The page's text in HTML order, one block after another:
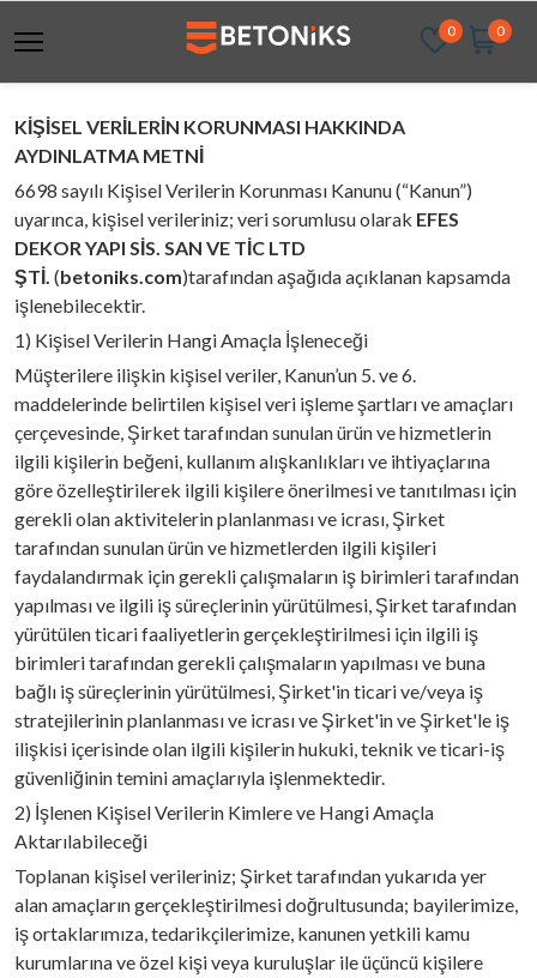
0 0
KİŞİSEL VERİLERİN KORUNMASI HAKKINDA
AYDINLATMA METNİ
6698 sayılı Kişisel Verilerin Korunması Kanunu (“Kanun”)
uyarınca, kişisel verileriniz; veri sorumlusu olarak EFES
DEKOR YAPI SİS. SAN VE TİC LTD
ŞTİ. (betoniks.com)tarafından aşağıda açıklanan kapsamda
işlenebilecektir.
1) Kişisel Verilerin Hangi Amaçla İşleneceği
Müşterilere ilişkin kişisel veriler, Kanun’un 5. ve 6.
maddelerinde belirtilen kişisel veri işleme şartları ve amaçları
çerçevesinde, Şirket tarafından sunulan ürün ve hizmetlerin
ilgili kişilerin beğeni, kullanım alışkanlıkları ve ihtiyaçlarına
göre özelleştirilerek ilgili kişilere önerilmesi ve tanıtılması için
gerekli olan aktivitelerin planlanması ve icrası, Şirket
tarafından sunulan ürün ve hizmetlerden ilgili kişileri
faydalandırmak için gerekli çalışmaların iş birimleri tarafından
yapılması ve ilgili iş süreçlerinin yürütülmesi, Şirket tarafından
yürütülen ticari faaliyetlerin gerçekleştirilmesi için ilgili iş
birimleri tarafından gerekli çalışmaların yapılması ve buna
bağlı iş süreçlerinin yürütülmesi, Şirket'in ticari ve/veya iş
stratejilerinin planlanması ve icrası ve Şirket'in ve Şirket'le iş
ilişkisi içerisinde olan ilgili kişilerin hukuki, teknik ve ticari-iş
güvenliğinin temini amaçlarıyla işlenmektedir.
2) İşlenen Kişisel Verilerin Kimlere ve Hangi Amaçla
Aktarılabileceği
Toplanan kişisel verileriniz; Şirket tarafından yukarıda yer
alan amaçların gerçekleştirilmesi doğrultusunda; bayilerimize,
iş ortaklarımıza, tedarikçilerimize, kanunen yetkili kamu
kurumlarına ve özel kişi veya kuruluşlar ile üçüncü kişilere